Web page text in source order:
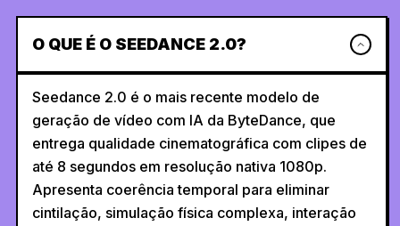
O QUE É O SEEDANCE 2.0?
Seedance 2.0 é o mais recente modelo de
geração de vídeo com IA da ByteDance, que
entrega qualidade cinematográfica com clipes de
até 8 segundos em resolução nativa 1080p.
Apresenta coerência temporal para eliminar
cintilação, simulação física complexa, interação